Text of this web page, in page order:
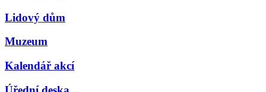
Lidový dům
Muzeum
Kalendář akcí